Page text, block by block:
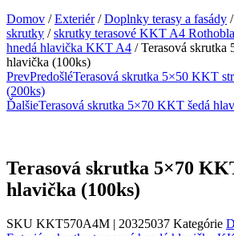
Domov /Exteriér/Doplnky terasy a fasády /
skrutky /skrutky terasové KKT A4
hnedá hlavička KKT A4 / Terasová
hlavička (100ks)
PrevPredošléTerasová skrutka 5×50 KKT
(200ks)
ĎalšieTerasová skrutka 5×70 KKT šedá
Terasová skrutka 5×70
hlavička (100ks)
SKU KKT570A4M | 20325037 Kategórie